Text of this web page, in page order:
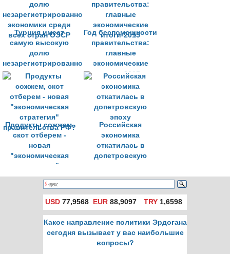
Турция имеет
самую высокую
долю
незарегистрированной
экономики среди
всех стран ОЭСР
Год беспомощности
правительства:
главные
экономические
итоги-2015
Продукты сожжем,
скот отберем -
новая
"экономическая
стратегия"
правительства РФ?
Российская
экономика
откатилась в
допетровскую
USD 77,9568 EUR 88,9097 TRY1,6598
Какое направление политики Эрдогана
сегодня вызывает у вас наибольшие
вопросы?